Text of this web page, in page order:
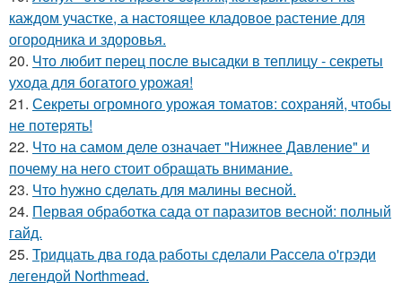
каждом участке, а настоящее кладовое растение для
огородника и здоровья.
20. Что любит перец после высадки в теплицу - секреты
ухода для богатого урожая!
21. Секреты огромного урожая томатов: сохраняй, чтобы
не потерять!
22. Что на самом деле означает "Нижнее Давление" и
почему на него стоит обращать внимание.
23. Чтo hужно сделать для малины весной.
24. Первая обработка сада от паразитов весной: полный
гайд.
25. Тридцать два года работы сделали Рассела о'грэди
легендой Northmead.